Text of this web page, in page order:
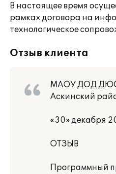
В настоящее время
рамках договора на
технологическое
Отзыв клиента
МАОУ ДОД
Аскинский
«30» декабря
ОТЗЫВ
Программный